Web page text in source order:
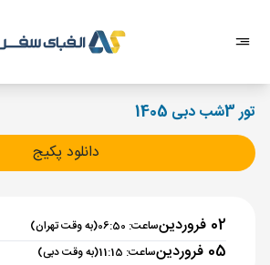
تور 3شب دبی 1405
دانلود پکیج
02 فروردین ساعت: 06:50 (به وقت تهران)
05 فروردین ساعت: 11:15 (به وقت دبی)